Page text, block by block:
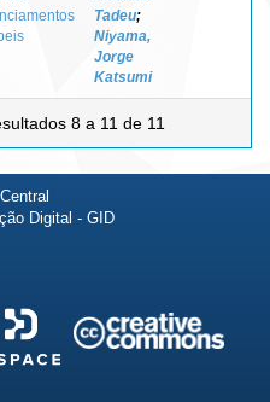
Tadeu;
Niyama,
Jorge
Katsumi
8 a 11 de 11
Digital - GID